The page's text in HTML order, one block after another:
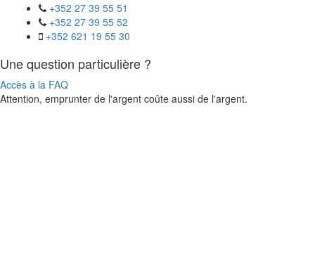
+352 27 39 55 51
+352 27 39 55 52
+352 621 19 55 30
Une question particulière ?
Accès à la FAQ
Attention, emprunter de l'argent coûte aussi de l'argent.